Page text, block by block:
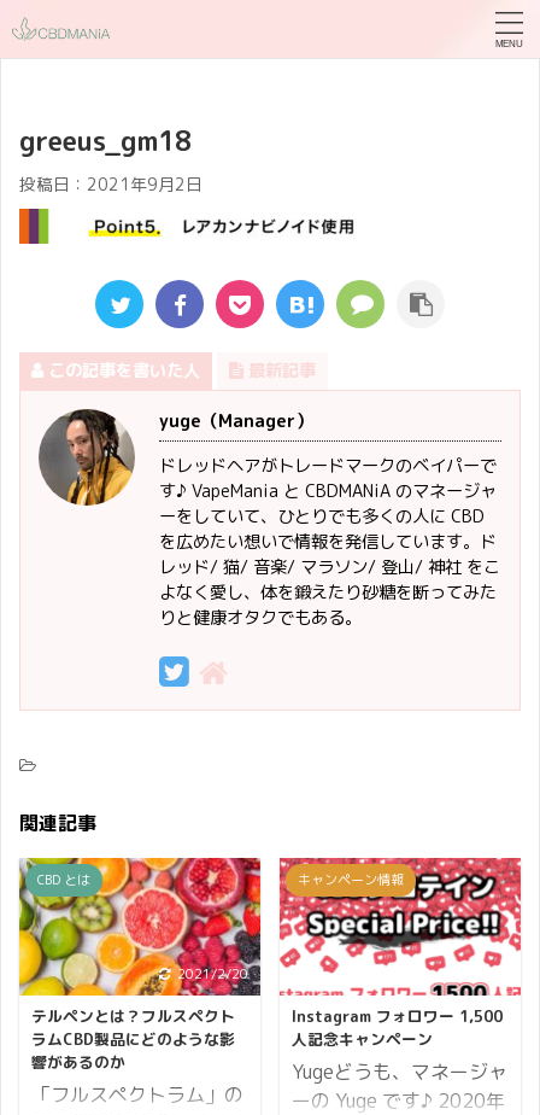
greeus_gm18
投稿日： 2021年9月2日
この記事を書いた人 最新記事
yuge（Manager）
ドレッドヘアがトレードマークのベイパーで
す♪ VapeMania と CBDMANiA のマネージャ
ーをしていて、ひとりでも多くの人に CBD
を広めたい想いで情報を発信しています。ド
レッド/ 猫/ 音楽/ マラソン/ 登山/ 神社 をこ
よなく愛し、体を鍛えたり砂糖を断ってみた
りと健康オタクでもある。
関連記事
CBD とは
2021/2/20
テルペンとは？フルスペクト
ラムCBD製品にどのような影
響があるのか
「フルスペクトラム」の
キャンペーン情報
2021/5/27
Instagram フォロワー 1,500
人記念キャンペーン
Yugeどうも、マネージャ
ーの Yuge です♪ 2020年